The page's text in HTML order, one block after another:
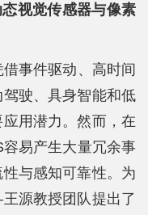
视觉传感器与像素
事件驱动、高时间
驶、具身智能和低
用潜力。然而，在
易产生大量冗余事
与感知可靠性。为
源教授团队提出了